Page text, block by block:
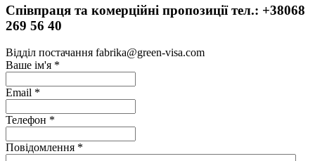
Співпраця та комерційні пропозиції тел.: +38068
269 56 40
Відділ постачання fabrika@green-visa.com
Ваше ім'я *
Email *
Телефон *
Повідомлення *